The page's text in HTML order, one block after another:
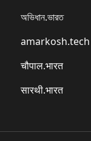
অভিধান.ভারত
amarkosh.tech
चौपाल.भारत
सारथी.भारत